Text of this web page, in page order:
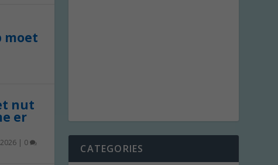
moet
nut
er
| 0 CATEGORIES